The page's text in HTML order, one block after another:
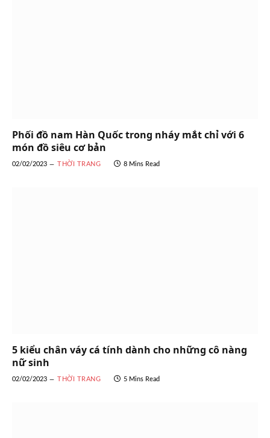
Phối đồ nam Hàn Quốc trong nháy mắt chỉ với 6
món đồ siêu cơ bản
02/02/2023 THỜI TRANG 8 Mins Read
5 kiểu chân váy cá tính dành cho những cô nàng
nữ sinh
02/02/2023 THỜI TRANG 5 Mins Read